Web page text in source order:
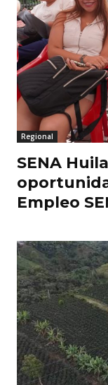
Regional
SENA
Empleo